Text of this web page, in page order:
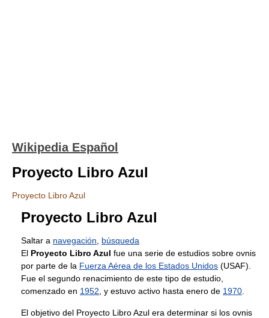
Wikipedia Español
Proyecto Libro Azul
Proyecto Libro Azul
Proyecto Libro Azul
Saltar a navegación
búsqueda
El Proyecto Libro Azul fue una serie de estudios sobre ovnis
por parte de la Fuerza Aérea de los Estados Unidos (USAF).
Fue el segundo renacimiento de este tipo de estudio,
comenzado en 1952 , y estuvo activo hasta enero de 1970
El objetivo del Proyecto Libro Azul era determinar si los ovnis